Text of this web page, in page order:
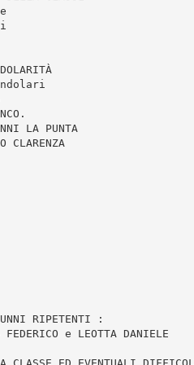
LA PUNTA
CLARENZA
RIPETENTI :
e LEOTTA DANIELE
CLASSE ED EVENTUALI